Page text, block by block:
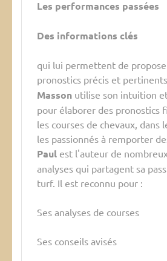
Les performances passées
Des informations clés
qui lui permettent de
pronostics précis et
Masson utilise son intuition
pour élaborer des pronostics
les courses de chevaux, dans
les passionnés à remporter
Paul est l'auteur de
analyses qui partagent sa
turf. Il est reconnu pour :
Ses analyses de courses
Ses conseils avisés